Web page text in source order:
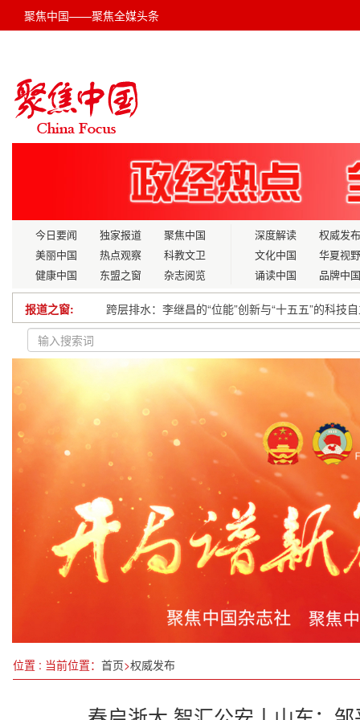
聚焦中国——聚焦全媒头条
今日要闻 独家报道
聚焦中国
美丽中国
热点观察
科教文卫
健康中国
东盟之窗 杂志阅览
深度解读
权威发布
文化中国
华夏视野
诵读中国
品牌中国
报道之窗:
跨层排水：李继昌的“位能”创新与“十五五”的科技
松石之山 可以攻绿——湖北省老世界语者徐平先生
云网能源曲靖公司召开2025年职工大会第一次会
5月中国国家铁路发送货物3.37亿吨
福建省侨商联合会常务副会长所属企业——岩霸同
最高法发布第五批种业知识产权司法保护典型案例
2025全球南方金融家论坛发布北京共识
具身智能机器人应该被赋予权利吗？
聚焦人与自然和谐共生 2024年世界地球日主场活
位置 : 当前位置： 首页>权威发布